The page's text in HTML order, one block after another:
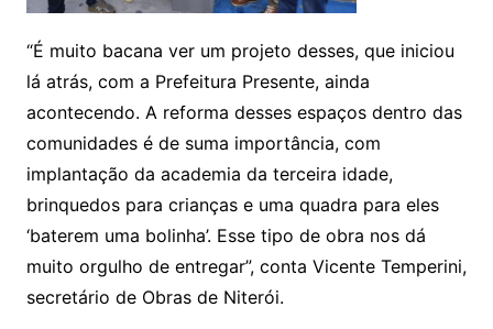
“É muito bacana ver um projeto desses, que iniciou
lá atrás, com a Prefeitura Presente, ainda
acontecendo. A reforma desses espaços dentro das
comunidades é de suma importância, com
implantação da academia da terceira idade,
brinquedos para crianças e uma quadra para eles
‘baterem uma bolinha’. Esse tipo de obra nos dá
muito orgulho de entregar”, conta Vicente Temperini,
secretário de Obras de Niterói.